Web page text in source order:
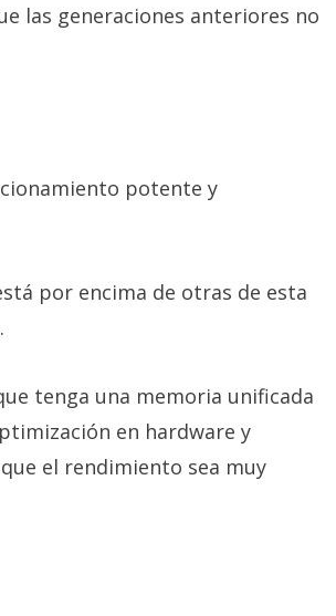
las generaciones anteriores no
potente y
por encima de otras de esta
tenga una memoria unificada
en hardware y
que el rendimiento sea muy